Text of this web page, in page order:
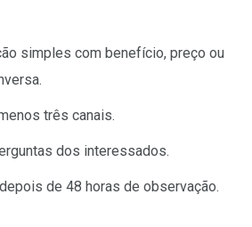
simples com benefício, preço ou
três canais.
dos interessados.
de 48 horas de observação.